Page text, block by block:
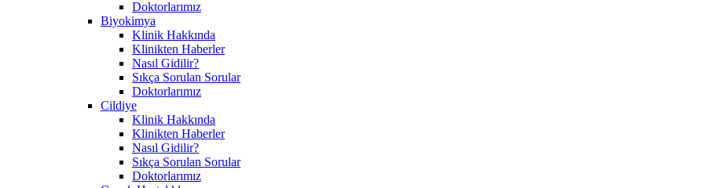
Doktorlarımız
Biyokimya
Klinik Hakkında
Klinikten Haberler
Nasıl Gidilir?
Sıkça Sorulan Sorular
Doktorlarımız
Cildiye
Klinik Hakkında
Klinikten Haberler
Nasıl Gidilir?
Sıkça Sorulan Sorular
Doktorlarımız